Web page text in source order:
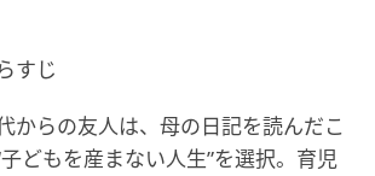
すじ
からの友人は、母の日記を読んだこ
どもを産まない人生”を選択。育児